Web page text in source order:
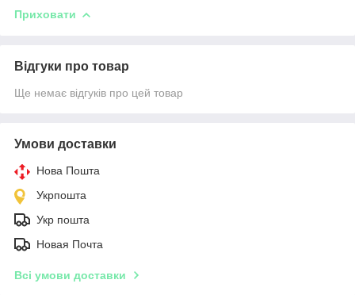
Приховати
Відгуки про товар
Ще немає відгуків про цей товар
Умови доставки
Нова Пошта
Укрпошта
Укр пошта
Новая Почта
Всі умови доставки